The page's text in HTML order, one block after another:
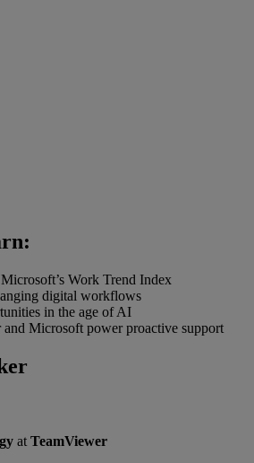
Work Trend Index
digital workflows
in the age of AI
Microsoft power proactive support
atTeamViewer